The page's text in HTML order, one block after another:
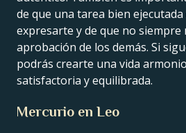
de que una tarea bien ejecutada
expresarte y de que no siempre
aprobación de los demás. Si
podrás crearte una vida
satisfactoria y equilibrada.
Mercurio en Leo